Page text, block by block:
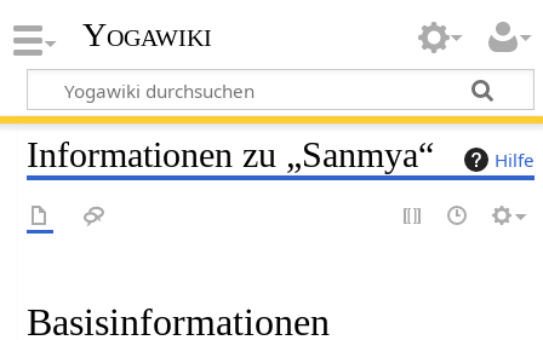
Yogawiki
Hilfe
Informationen zu „Sanmya“
Basisinformationen